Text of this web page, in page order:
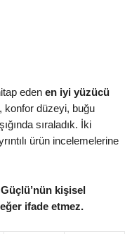
eden en iyi yüzücü
konfor düzeyi, buğu
sıraladık. İki
ürün incelemelerine
kişisel
ifade etmez.